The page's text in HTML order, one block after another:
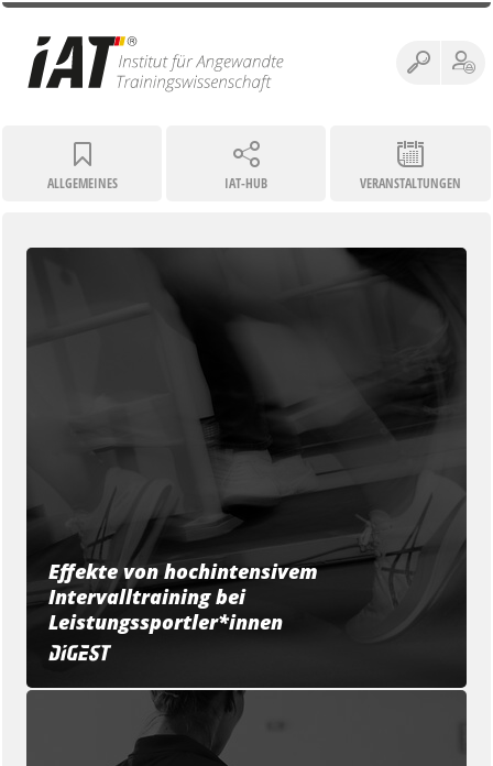
ALLGEMEINES IAT-HUB VERANSTALTUNGEN
Effekte von hochintensivem
Intervalltraining bei
Leistungssportler*innen